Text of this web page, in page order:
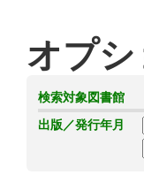
オプシ
検索対象図書館
出版／発行年月